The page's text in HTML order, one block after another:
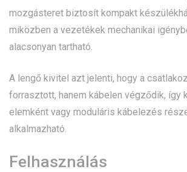
mozgásteret biztosít kompakt
miközben a vezetékek mechanikai
alacsonyan tartható.
A lengő kivitel azt jelenti, hogy a
forrasztott, hanem kábelen végződik,
elemként vagy moduláris kábelezés
alkalmazható.
Felhasználás